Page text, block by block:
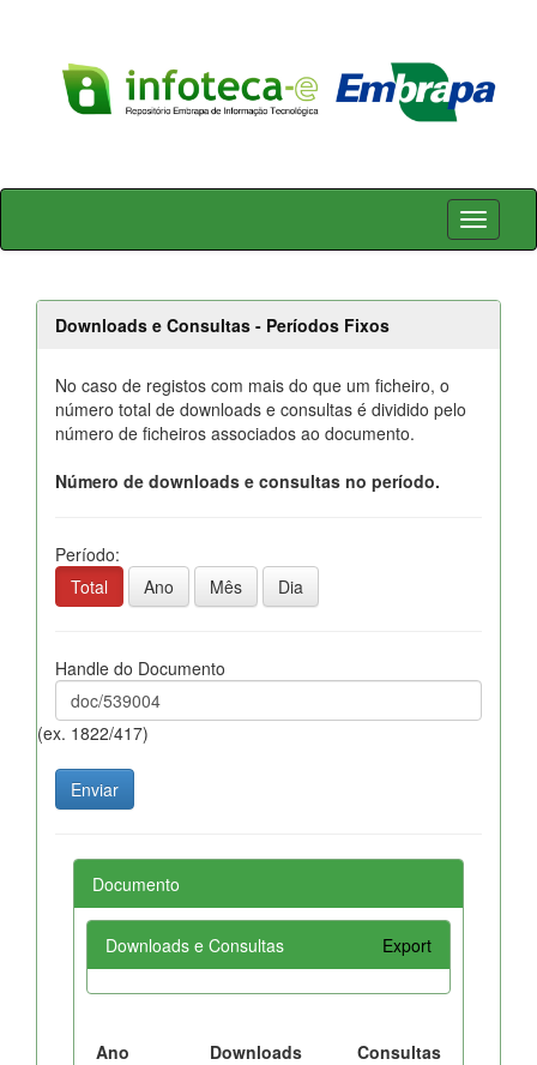
Skip
Downloads e Consultas - Períodos Fixos
No caso de registos com mais do que um ficheiro, o
número total de downloads e consultas é dividido pelo
número de ficheiros associados ao documento.
Número de downloads e consultas no período.
Período:
Total
Ano Mês Dia
Handle do Documento
(ex. 1822/417)
Documento
Downloads e Consultas Export
Ano Downloads
Consultas